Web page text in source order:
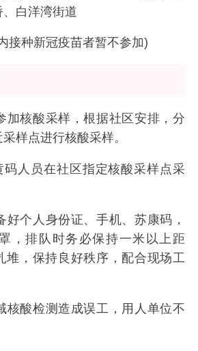
白洋湾街道
接种新冠疫苗者暂不参加)
加核酸采样，根据社区安排，分
样点进行核酸采样。
码人员在社区指定核酸采样点采
好个人身份证、手机、苏康码，
，排队时务必保持一米以上距
堆，保持良好秩序，配合现场工
核酸检测造成误工，用人单位不